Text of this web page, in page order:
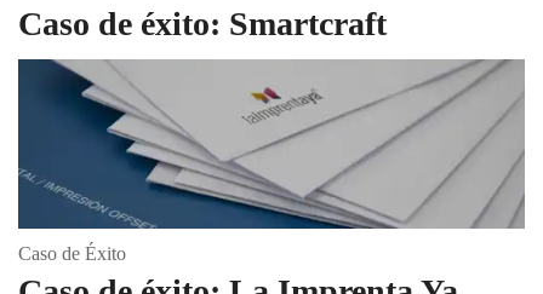
Caso de éxito: Smartcraft
Caso de Éxito